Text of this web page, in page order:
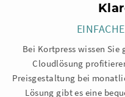
Bei Kortpress wissen Sie
Cloudlösung
Preisgestaltung bei
Lösung gibt es eine